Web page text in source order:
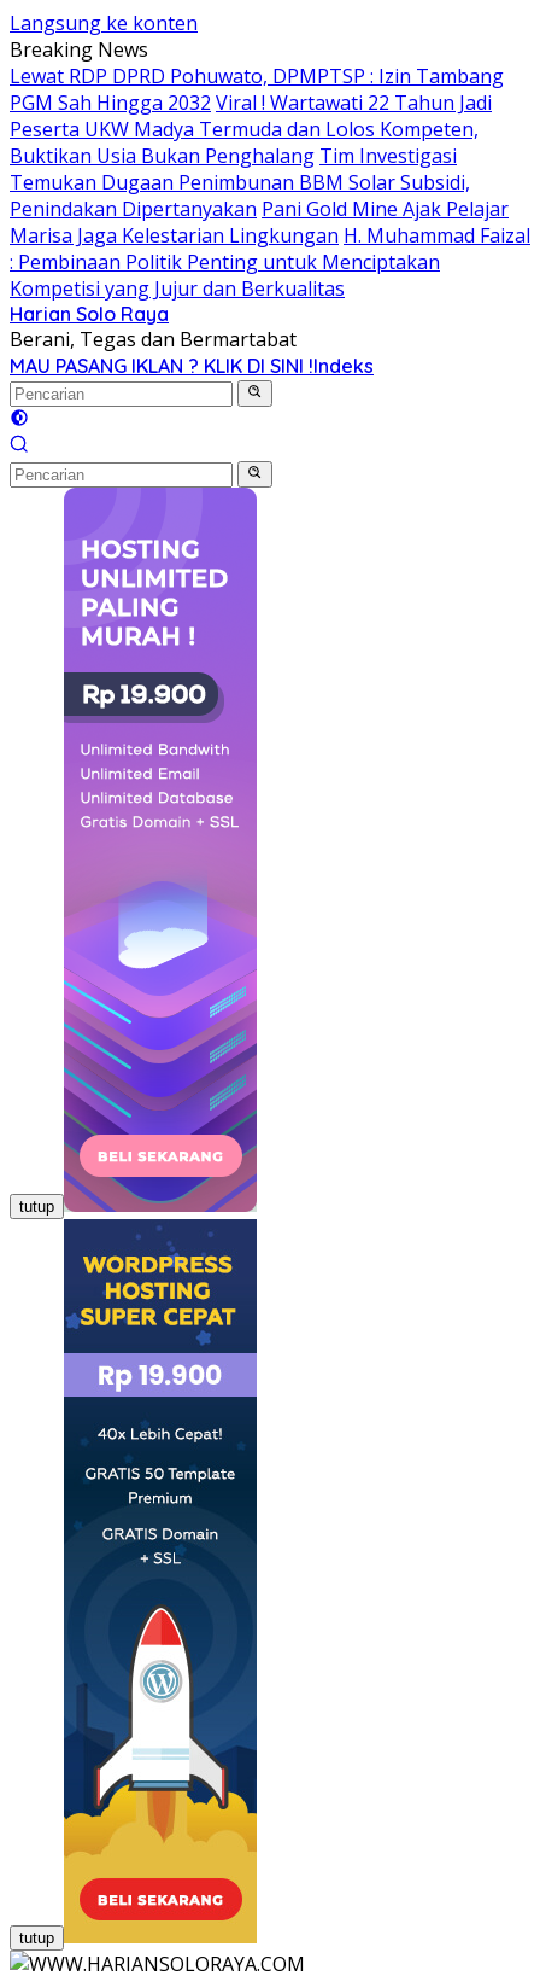
Langsung ke konten
Breaking News
Lewat RDP DPRD Pohuwato, DPMPTSP : Izin Tambang
PGM Sah Hingga 2032 Viral ! Wartawati 22 Tahun Jadi
Peserta UKW Madya Termuda dan Lolos Kompeten,
Buktikan Usia Bukan Penghalang Tim Investigasi
Temukan Dugaan Penimbunan BBM Solar Subsidi,
Penindakan Dipertanyakan Pani Gold Mine Ajak Pelajar
Marisa Jaga Kelestarian Lingkungan H. Muhammad Faizal
: Pembinaan Politik Penting untuk Menciptakan
Kompetisi yang Jujur dan Berkualitas
Harian Solo Raya
Berani, Tegas dan Bermartabat
MAU PASANG IKLAN ? KLIK DI SINI !Indeks
tutup
tutup